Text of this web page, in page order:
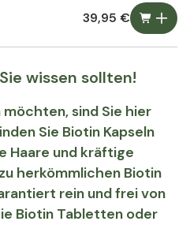
39,95 €
wissen sollten!
sind Sie hier
Sie Biotin Kapseln
Haare und kräftige
herkömmlichen Biotin
rein und frei von
Biotin Tabletten oder